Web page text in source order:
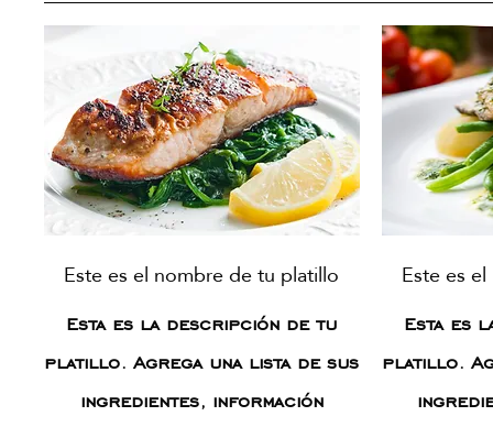
Este es el nombre de tu platillo
Esta es la descripción de tu
platillo. Agrega una lista de sus
ingredientes, información
Este es
Esta es
platillo.